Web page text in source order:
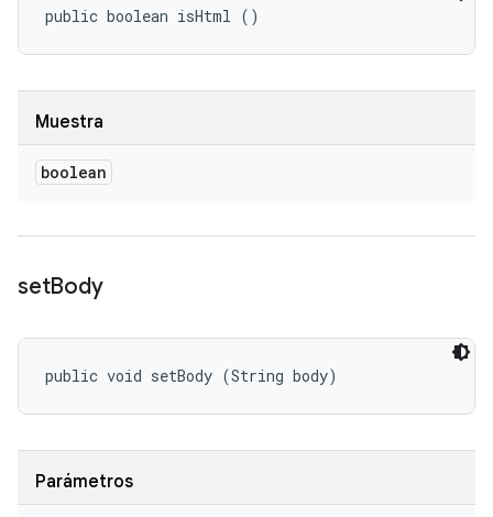
public boolean isHtml ()
Muestra
boolean
setBody
public void setBody (String body)
Parámetros